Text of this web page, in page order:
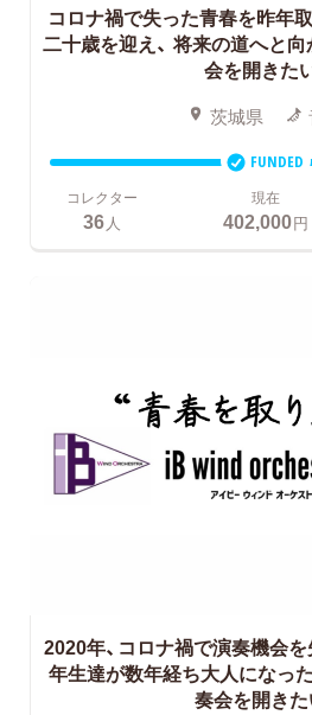
コロナ禍で失った青春を昨年
二十歳を迎え、 将来の道へと向
会を開きた
茨城県
FUNDED
コレクター
36 人
現在
402,000円
2020年、コロナ禍で演奏機会
年生達が数年経ち大人になった
奏会を開きた